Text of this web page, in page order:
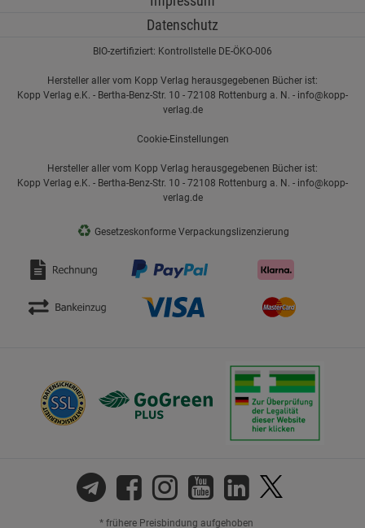
Datenschutz
BIO-zertifiziert: Kontrollstelle DE-ÖKO-006
Hersteller aller vom Kopp Verlag herausgegebenen Bücher ist:
Kopp Verlag e.K. - Bertha-Benz-Str. 10 - 72108 Rottenburg a. N. - info@kopp-
verlag.de
Cookie-Einstellungen
Hersteller aller vom Kopp Verlag herausgegebenen Bücher ist:
Kopp Verlag e.K. - Bertha-Benz-Str. 10 - 72108 Rottenburg a. N. - info@kopp-
verlag.de
♻ Gesetzeskonforme Verpackungslizenzierung
* frühere Preisbindung aufgehoben